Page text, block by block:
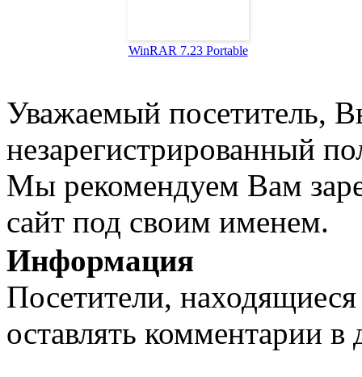
WinRAR 7.23 Portable
Уважаемый посетитель,
незарегистрированный
Мы рекомендуем Вам
сайт под своим именем.
Информация
Посетители,
оставлять комментарии в